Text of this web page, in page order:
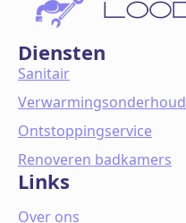
Diensten
Sanitair
Verwarmingsonderhoud
Ontstoppingservice
Renoveren badkamers
Links
Over ons